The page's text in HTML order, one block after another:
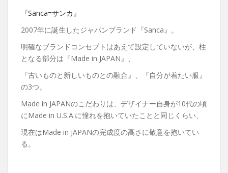
『Sanca=サンカ』
2007年に誕生したジャパンブランド『Sanca』。
明確なブランドコンセプトはあえて設定していないが、柱
となる部分は『Made in JAPAN』、
『古いものと新しいものとの融合』、『自分が着たい服』
の3つ。
Made in JAPANのこだわりは、デザイナー自身が10代の頃
にMade in U.S.A.に憧れを抱いていたことと同じくらい、
現在はMade in JAPANの完成度の高さに敬意を抱いてい
る。